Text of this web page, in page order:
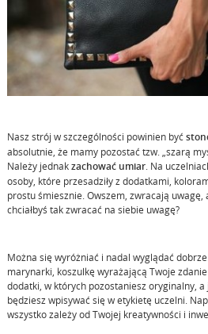
Nasz strój w szczególności powinien być
absolutnie, że mamy pozostać tzw. „szarą
Należy jednakzachować umiar. Na
osoby, które przesadziły z dodatkami,
prostu śmiesznie. Owszem, zwracają uwagę,
chciałbyś tak zwracać na siebie uwagę?
Można się wyróżniać i nadal wyglądać
marynarki, koszulkę wyrażającą Twoje
dodatki, w których pozostaniesz oryginalny,
będziesz wpisywać się w etykietę uczelni.
wszystko zależy od Twojej kreatywności i